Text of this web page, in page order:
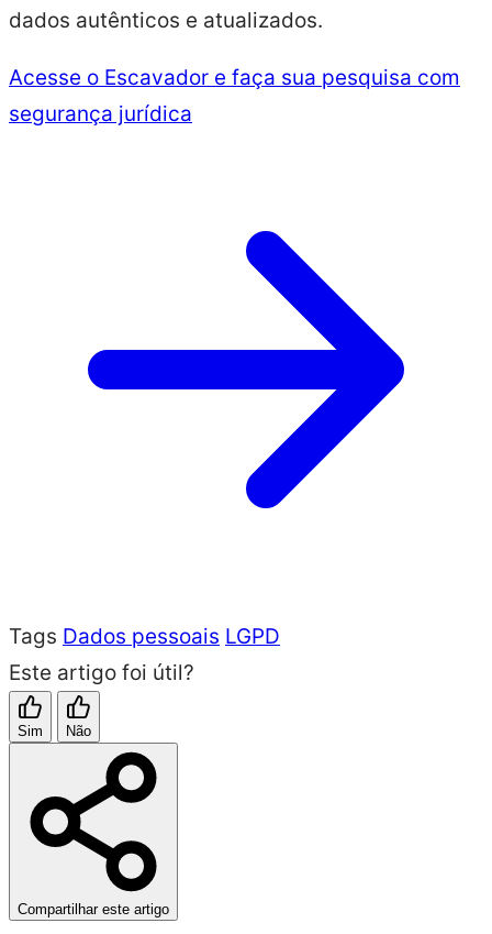
dados autênticos e atualizados.
Acesse o Escavador e faça sua pesquisa com
segurança jurídica
Tags Dados pessoais LGPD
Este artigo foi útil?
Sim Não
Compartilhar este artigo